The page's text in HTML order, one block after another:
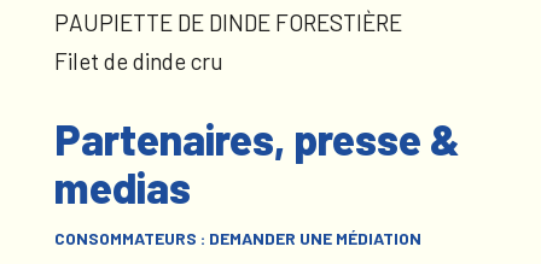
PAUPIETTE DE DINDE FORESTIÈRE
Filet de dinde cru
Partenaires, presse &
medias
CONSOMMATEURS : DEMANDER UNE MÉDIATION